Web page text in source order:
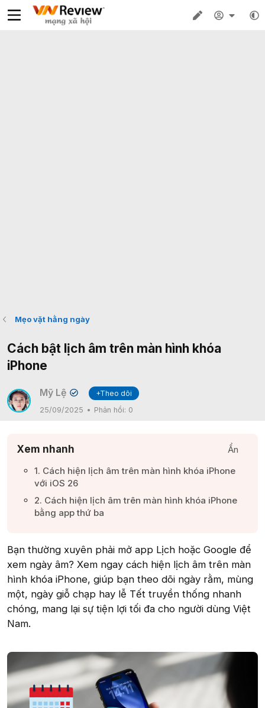
Mẹo vặt hằng ngày
Cách bật lịch âm trên màn hình khóa
iPhone
Mỹ Lệ ✔
+Theo dõi
25/09/2025
Phản hồi: 0
Xem nhanh
Ẩn
1. Cách hiện lịch âm trên màn hình khóa iPhone
với iOS 26​
2. Cách hiện lịch âm trên màn hình khóa iPhone
bằng app thứ ba​
Bạn thường xuyên phải mở app Lịch hoặc Google để
xem ngày âm? Xem ngay cách hiện lịch âm trên màn
hình khóa iPhone, giúp bạn theo dõi ngày rằm, mùng
một, ngày giỗ chạp hay lễ Tết truyền thống nhanh
chóng, mang lại sự tiện lợi tối đa cho người dùng Việt
Nam.